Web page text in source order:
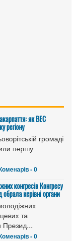
як ВЕС
регіону
громаді
першу
- 0
конгресів Конгресу
обрала керівні органи
та
Презид...
- 0